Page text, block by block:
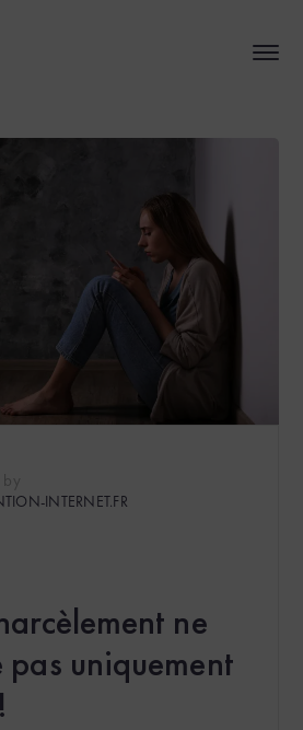
INTERNET.FR
ne
pas uniquement